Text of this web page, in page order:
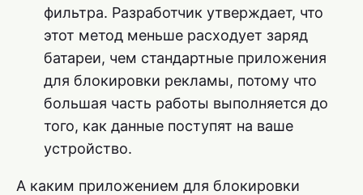
фильтра. Разработчик утверждает, что
этот метод меньше расходует заряд
батареи, чем стандартные приложения
для блокировки рекламы, потому что
большая часть работы выполняется до
того, как данные поступят на ваше
устройство.
А каким приложением для блокировки